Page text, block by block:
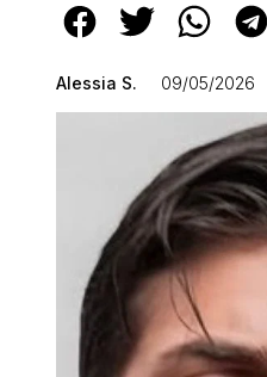
Alessia S. 09/05/2026